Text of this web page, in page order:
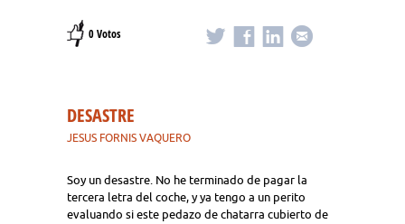
0 Votos
DESASTRE
JESUS FORNIS VAQUERO
Soy un desastre. No he terminado de pagar la
tercera letra del coche, y ya tengo a un perito
evaluando si este pedazo de chatarra cubierto de